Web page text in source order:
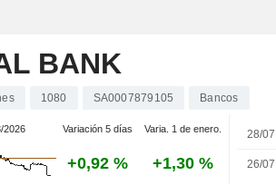
BANK
1080 SA0007879105 Bancos
2026 Variación 5 días Varia. 1 de enero.
+0,92 % +1,30 %
28/07
26/07